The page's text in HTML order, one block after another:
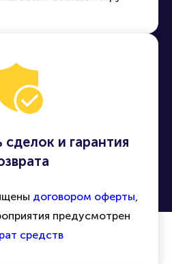
сделок и гарантия
договором оферты,
предусмотрен
средств